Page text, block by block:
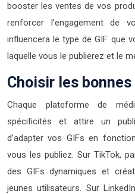
booster les ventes de vos
renforcer l’engagement de
influencera le type de GIF que
laquelle vous le publierez et le
Choisir les
Chaque plateforme de
spécificités et attire un
d’adapter vos GIFs en
vous les publiez. Sur TikTok,
des GIFs dynamiques et
jeunes utilisateurs. Sur